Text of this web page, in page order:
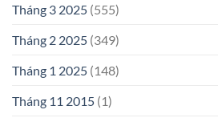
Tháng 3 2025 (555)
Tháng 2 2025 (349)
Tháng 1 2025 (148)
Tháng 11 2015 (1)